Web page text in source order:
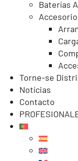
Baterías
Torne-se
Notícias
Contacto